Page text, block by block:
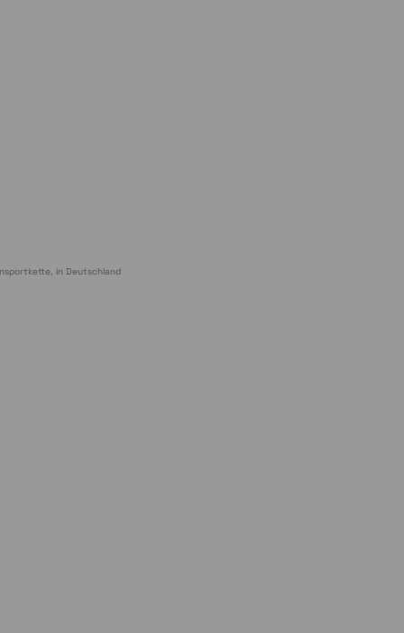
in Deutschland